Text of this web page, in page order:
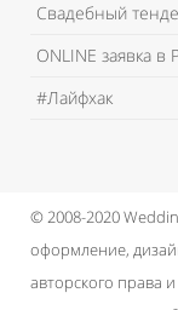
Свадебный
ONLINE заявка в
#Лайфхак
© 2008-2020
оформление,
авторского права